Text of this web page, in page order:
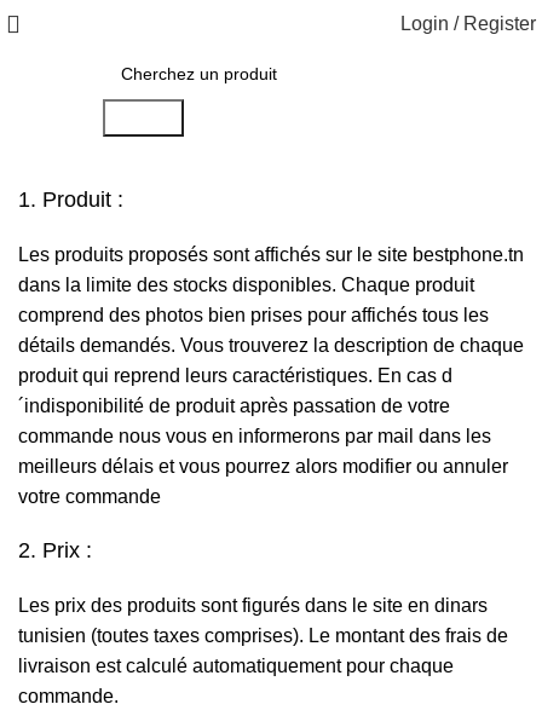
Login / Register
1. Produit :
Les produits proposés sont affichés sur le site bestphone.tn
dans la limite des stocks disponibles. Chaque produit
comprend des photos bien prises pour affichés tous les
détails demandés. Vous trouverez la description de chaque
produit qui reprend leurs caractéristiques. En cas d
´indisponibilité de produit après passation de votre
commande nous vous en informerons par mail dans les
meilleurs délais et vous pourrez alors modifier ou annuler
votre commande
2. Prix :
Les prix des produits sont figurés dans le site en dinars
tunisien (toutes taxes comprises). Le montant des frais de
livraison est calculé automatiquement pour chaque
commande.